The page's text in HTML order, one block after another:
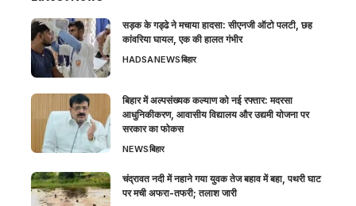
सड़क के गड्ढे ने मचाया हादसा: सीएनजी ऑटो पलटी, छह
कांवरिया घायल, एक की हालत गंभीर
HADSANEWSबिहार
बिहार में अल्पसंख्यक कल्याण को नई रफ्तार: मदरसा
आधुनिकीकरण, आवासीय विद्यालय और उद्यमी योजना पर
सरकार का फोकस
NEWSबिहार
चंद्रावत नदी में नहाने गया युवक तेज बहाव में बहा, पथरी घाट
पर मची अफरा-तफरी; तलाश जारी